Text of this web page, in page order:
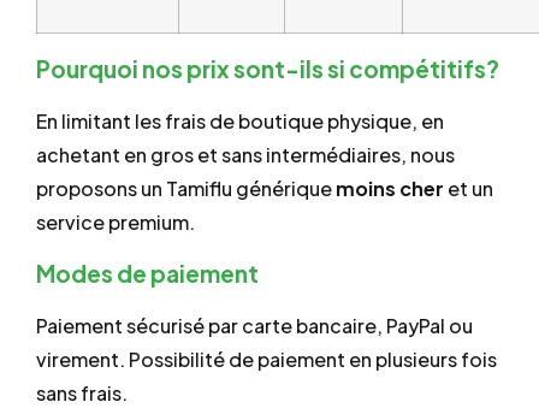
Pourquoi nos prix sont-ils si compétitifs?
En limitant les frais de boutique physique, en
achetant en gros et sans intermédiaires, nous
proposons un Tamiflu génériquemoins cher et un
service premium.
Modes de paiement
Paiement sécurisé par carte bancaire, PayPal ou
virement. Possibilité de paiement en plusieurs fois
sans frais.